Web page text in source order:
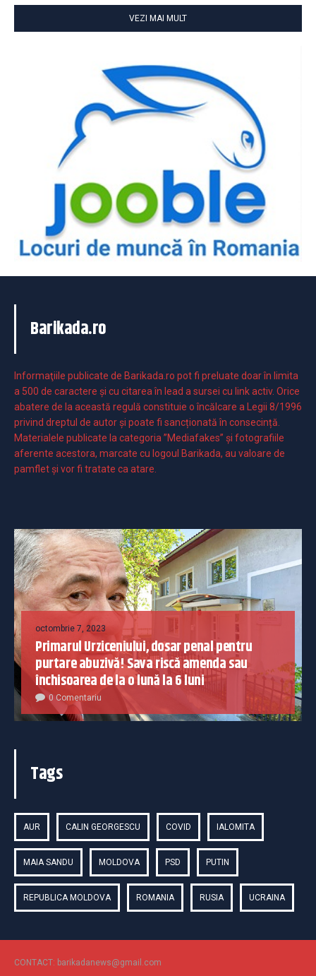
VEZI MAI MULT
Barikada.ro
Informaţiile publicate de Barikada.ro pot fi preluate doar în limita
a 500 de caractere şi cu citarea în lead a sursei cu link activ. Orice
abatere de la această regulă constituie o încălcare a Legii 8/1996
privind dreptul de autor și poate fi sancționată în consecință.
Materialele publicate la categoria ”Mediafakes” și fotografiile
aferente acestora, marcate cu logoul Barikada, au valoare de
pamflet și vor fi tratate ca atare.
octombrie 7, 2023
Primarul Urziceniului, dosar penal pentru
purtare abuzivă! Sava riscă amenda sau
închisoarea de la o lună la 6 luni
0 Comentariu
Tags
AUR CALIN GEORGESCU COVID IALOMITA
MAIA SANDU MOLDOVA PSD PUTIN
REPUBLICA MOLDOVA ROMANIA RUSIA UCRAINA
CONTACT: barikadanews@gmail.com